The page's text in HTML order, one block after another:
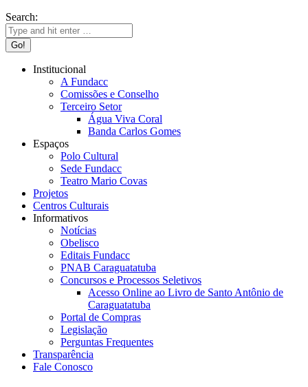
Search:
Institucional
A Fundacc
Comissões e Conselho
Terceiro Setor
Água Viva Coral
Banda Carlos Gomes
Espaços
Polo Cultural
Sede Fundacc
Teatro Mario Covas
Projetos
Centros Culturais
Informativos
Notícias
Obelisco
Editais Fundacc
PNAB Caraguatatuba
Concursos e Processos Seletivos
Acesso Online ao Livro de Santo Antônio de
Caraguatatuba
Portal de Compras
Legislação
Perguntas Frequentes
Transparência
Fale Conosco